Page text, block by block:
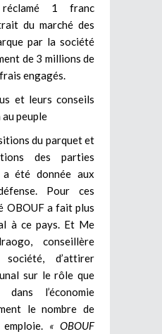
1 franc
du marché des
par la société
de 3 millions de
engagés.
et leurs conseils
peuple
du parquet et
des parties
été donnée aux
Pour ces
OBOUF a fait plus
à ce pays. Et Me
conseillère
d’attirer
sur le rôle que
dans l’économie
le nombre de
emploie. « OBOUF